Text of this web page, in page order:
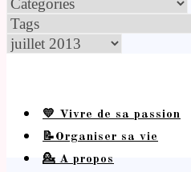
💛 Vivre de sa passion
📝Organiser sa vie
💁 A propos